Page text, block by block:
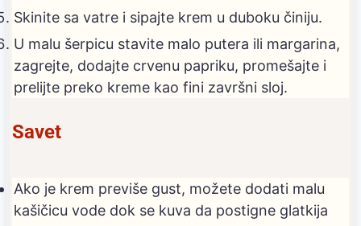
Skinite sa vatre i sipajte krem u duboku činiju.
U malu šerpicu stavite malo putera ili margarina,
zagrejte, dodajte crvenu papriku, promešajte i
prelijte preko kreme kao fini završni sloj.
Savet
Ako je krem previše gust, možete dodati malu
kašičicu vode dok se kuva da postigne glatkija